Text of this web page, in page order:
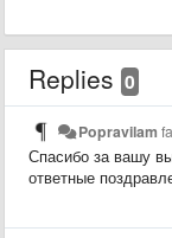
Replies 0
Popravilam
Спасибо за вашу
ответные